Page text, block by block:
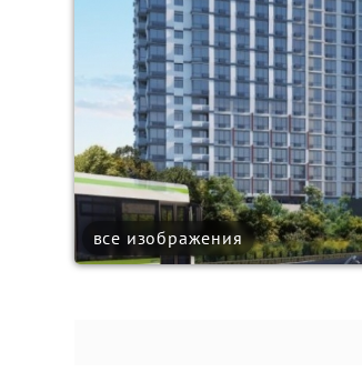
все изображения